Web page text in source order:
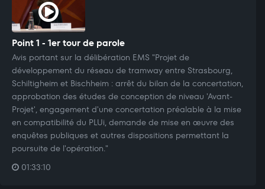
Point 1 - 1er tour de parole
Avis portant sur la délibération EMS "Projet de
développement du réseau de tramway entre Strasbourg,
Schiltigheim et Bischheim : arrêt du bilan de la concertation,
approbation des études de conception de niveau 'Avant-
Projet', engagement d'une concertation préalable à la mise
en compatibilité du PLUi, demande de mise en œuvre des
enquêtes publiques et autres dispositions permettant la
poursuite de l'opération."
01:33:10